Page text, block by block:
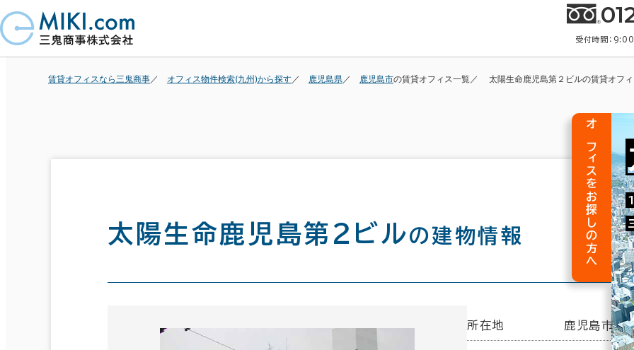
受付時間：
賃貸オフィスなら三鬼商事 オフィス物件検索(九州)から探す 鹿児島県 鹿児島市の賃貸オフィス一覧 太陽生命鹿児島第２ビルの賃貸オフ
太陽生命鹿児島第２ビルの建物情報
所在地 鹿児島市
オフィスをお探しの方へ